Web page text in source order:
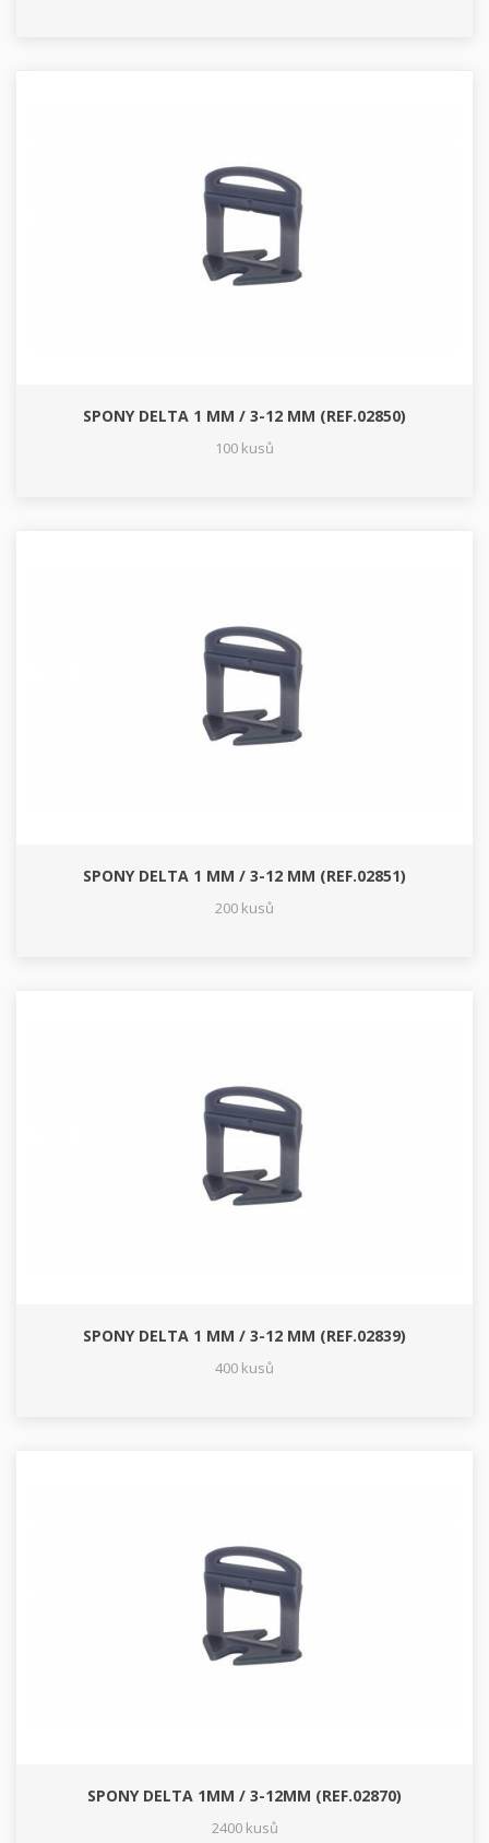
SPONY DELTA 1 MM / 3-12 MM (REF.02850)
100 kusů
SPONY DELTA 1 MM / 3-12 MM (REF.02851)
200 kusů
SPONY DELTA 1 MM / 3-12 MM (REF.02839)
400 kusů
SPONY DELTA 1MM / 3-12MM (REF.02870)
2400 kusů